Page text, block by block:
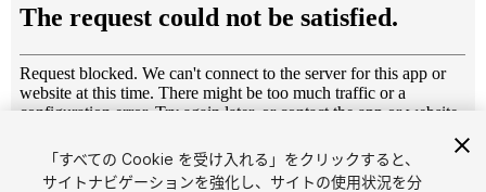
1 /4
「すべての Cookie を受け入れる」をクリックすると、
サイトナビゲーションを強化し、サイトの使用状況を分